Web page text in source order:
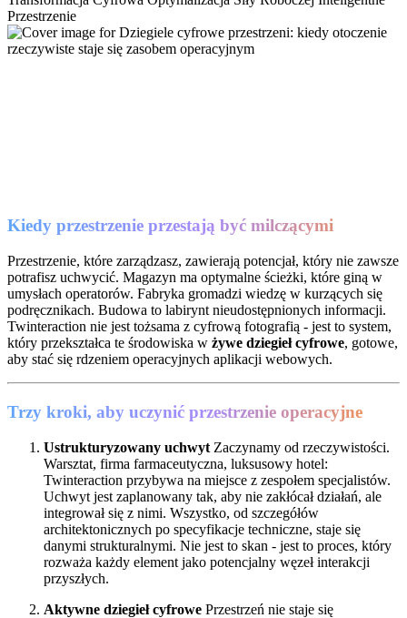
Przestrzenie
Kiedy przestrzenie przestają być milczącymi
Przestrzenie, które zarządzasz, zawierają potencjał, który nie zawsze
potrafisz uchwycić. Magazyn ma optymalne ścieżki, które giną w
umysłach operatorów. Fabryka gromadzi wiedzę w kurzących się
podręcznikach. Budowa to labirynt nieudostępnionych informacji.
Twinteraction nie jest tożsama z cyfrową fotografią - jest to system,
który przekształca te środowiska w żywe dziegieł cyfrowe, gotowe,
aby stać się rdzeniem operacyjnych aplikacji webowych.
Trzy kroki, aby uczynić przestrzenie operacyjne
Ustrukturyzowany uchwyt Zaczynamy od rzeczywistości.
Warsztat, firma farmaceutyczna, luksusowy hotel:
Twinteraction przybywa na miejsce z zespołem specjalistów.
Uchwyt jest zaplanowany tak, aby nie zakłócał działań, ale
integrował się z nimi. Wszystko, od szczegółów
architektonicznych po specyfikacje techniczne, staje się
danymi strukturalnymi. Nie jest to skan - jest to proces, który
rozważa każdy element jako potencjalny węzeł interakcji
przyszłych.
Aktywne dziegieł cyfrowe Przestrzeń nie staje się